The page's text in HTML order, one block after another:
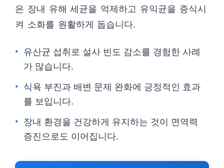
은 장내 유해 세균을 억제하고 유익균을 증식시
켜 소화를 원활하게 돕습니다.
유산균 섭취로 설사 빈도 감소를 경험한 사례
가 많습니다.
식욕 부진과 배변 문제 완화에 긍정적인 효과
를 보입니다.
장내 환경을 건강하게 유지하는 것이 면역력
증진으로도 이어집니다.